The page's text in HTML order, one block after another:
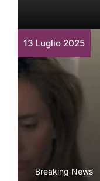
13 Luglio 2025
Breaking News